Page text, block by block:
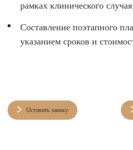
рамках клинического
Составление поэтапного
указанием сроков и
Оставить заявку